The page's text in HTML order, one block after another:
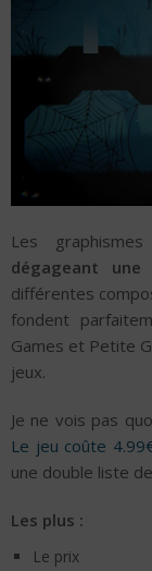
Les
dégageant une
différentes
fondent
Games et Petite
jeux.
Je ne vois pas
Le jeu coûte
une double liste
Les plus :
Le prix